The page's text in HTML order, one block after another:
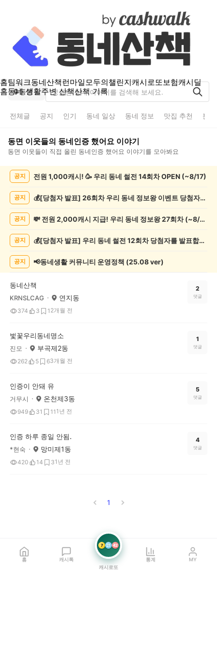
홈팀워크동네산책런마일모두의챌린지캐시로또보험캐시딜
홈동네 생활주변 산책산책 기록
동면
전체글 공지 인기 동네 일상 동네 정보 맛집 추천 분
동면 이웃들의 동네인증 했어요 이야기
동면 이웃들이 직접 올린 동네인증 했어요 이야기를 모아봐요
글
공지 전원 1,000캐시! 🥳 우리 동네 썰전 14회차 OPEN (~8/17)
공지 💰[당첨자 발표] 26회차 우리 동네 정보왕 이벤트 당첨자를 발표합니다!
공지 💸 전원 2,000캐시 지급! 우리 동네 정보왕 27회차 (~8/10)
공지 💰[당첨자 발표] 우리 동네 썰전 12회차 당첨자를 발표합니다!
공지 📢동네생활 커뮤니티 운영정책 (25.08 ver)
동네산책
KRNSLCAG 연지동
374 3 1 2개월 전
2
댓글
벛꽃우리동네명소
진모 부곡제2동
262 5 63개월 전
1
댓글
인증이 안돼 유
거무시 온천제3동
949 31 11 1년 전
5
댓글
인증 하루 종일 안됨.
*현숙 망미제1동
420 14 31년 전
4
댓글
1
홈 캐시톡
7 21 42
캐시로또
통계 MY